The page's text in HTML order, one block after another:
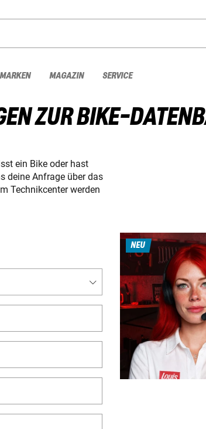
MARKEN MAGAZIN SERVICE
ZUR BIKE-
ein Bike oder hast
deine Anfrage über das
Technikcenter werden
NEU